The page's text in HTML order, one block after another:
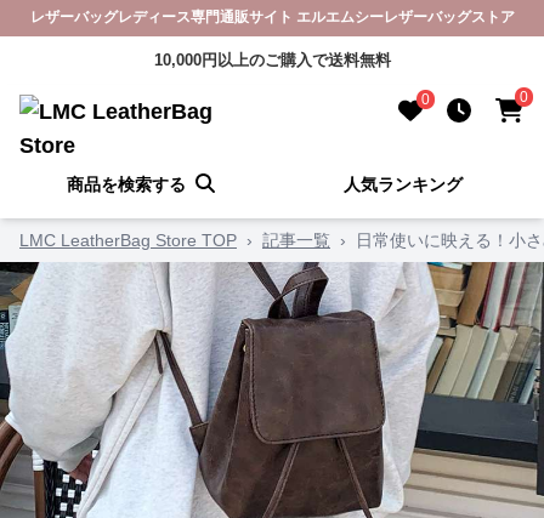
レザーバッグレディース専門通販サイト エルエムシーレザーバッグストア
10,000円以上のご購入で送料無料
0 0
商品を検索する 人気ランキング
LMC LeatherBag Store TOP › 記事一覧 › 日常使いに映える！小